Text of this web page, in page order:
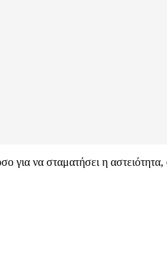
να σταματήσει η